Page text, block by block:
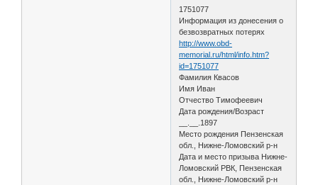
1751077
Информация из донесения о
безвозвратных потерях
http://www.obd-
memorial.ru/html/info.htm?
id=1751077
Фамилия Квасов
Имя Иван
Отчество Тимофеевич
Дата рождения/Возраст
__.__.1897
Место рождения Пензенская
обл., Нижне-Ломовский р-н
Дата и место призыва Нижне-
Ломовский РВК, Пензенская
обл., Нижне-Ломовский р-н